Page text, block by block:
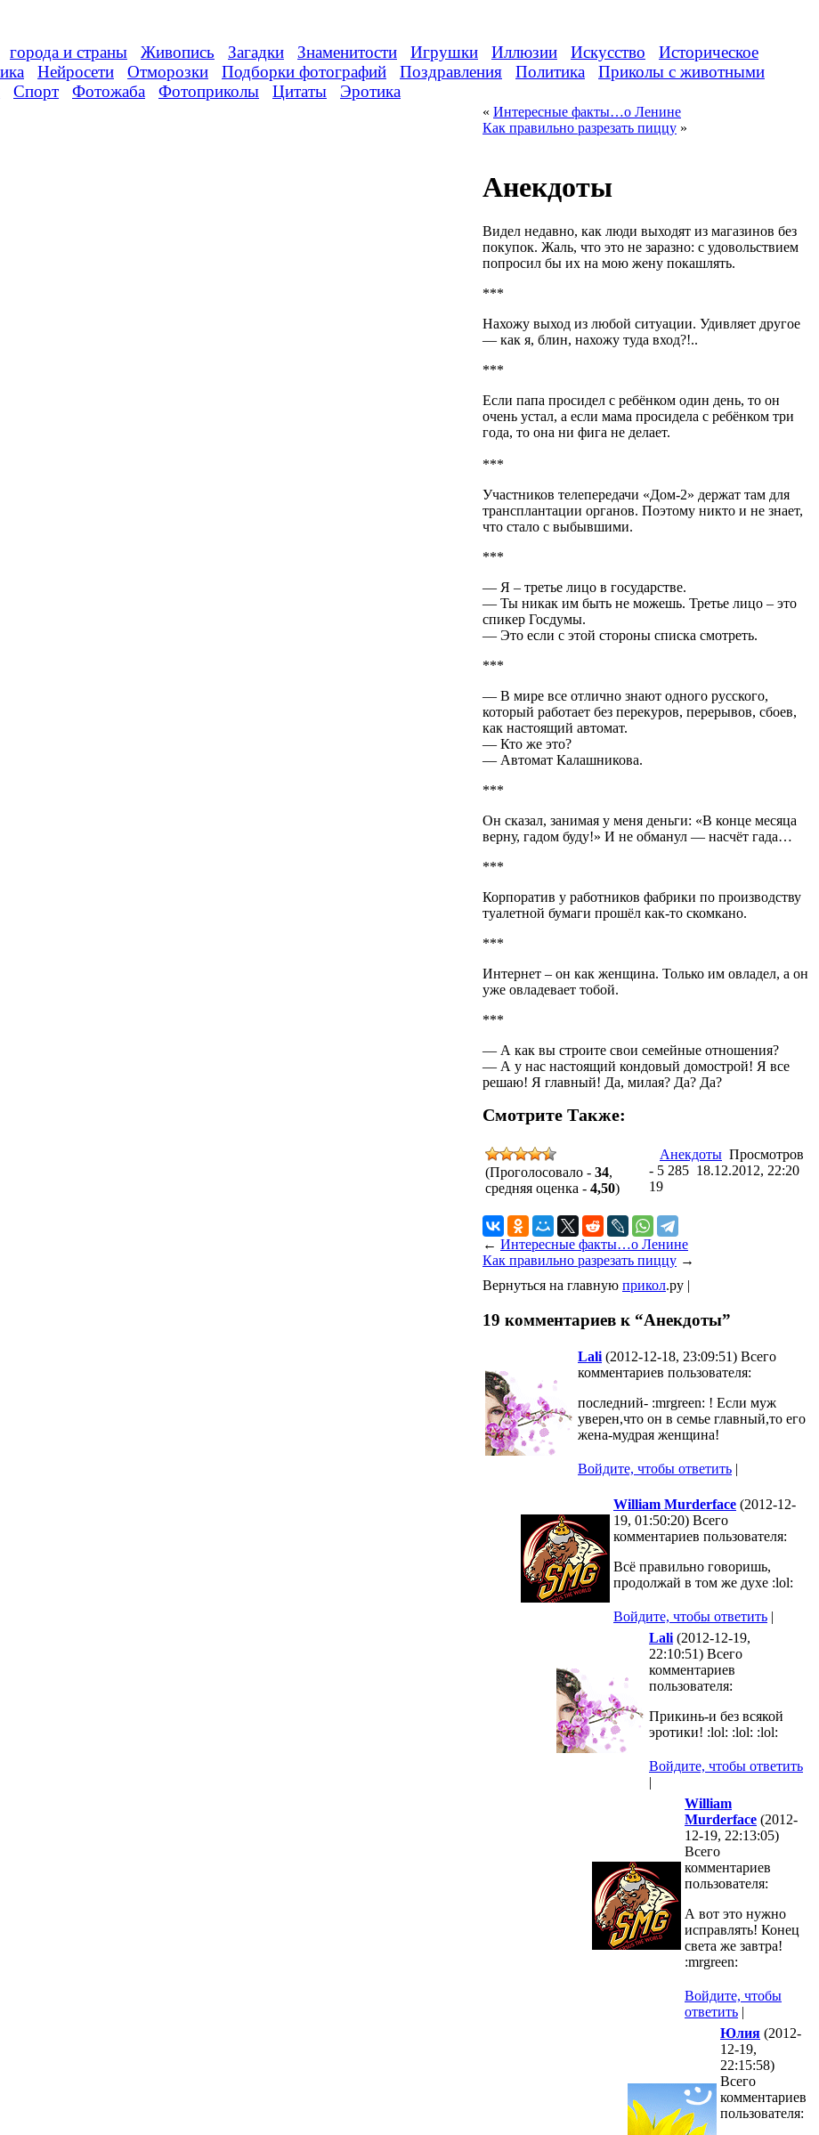
города и страны Живопись Загадки Знаменитости Игрушки Иллюзии Искусство
Историческое
Нейросети Отморозки Подборки фотографий Поздравления Политика
Приколы с животными
Спорт Фотожаба Фотоприколы Цитаты Эротика
« Интересные факты…о Ленине
Как правильно разрезать пиццу »
Анекдоты
Видел недавно, как люди выходят из магазинов без
покупок. Жаль, что это не заразно: с удовольствием
попросил бы их на мою жену покашлять.
***
Нахожу выход из любой ситуации. Удивляет другое
— как я, блин, нахожу туда вход?!..
***
Если папа просидел с ребёнком один день, то он
очень устал, а если мама просидела с ребёнком три
года, то она ни фига не делает.
***
Участников телепередачи «Дом-2» держат там для
трансплантации органов. Поэтому никто и не знает,
что стало с выбывшими.
***
— Я – третье лицо в государстве.
— Ты никак им быть не можешь. Третье лицо – это
спикер Госдумы.
— Это если с этой стороны списка смотреть.
***
— В мире все отлично знают одного русского,
который работает без перекуров, перерывов, сбоев,
как настоящий автомат.
— Кто же это?
— Автомат Калашникова.
***
Он сказал, занимая у меня деньги: «В конце месяца
верну, гадом буду!» И не обманул — насчёт гада…
***
Корпоратив у работников фабрики по производству
туалетной бумаги прошёл как-то скомкано.
***
Интернет – он как женщина. Только им овладел, а он
уже овладевает тобой.
***
— А как вы строите свои семейные отношения?
— А у нас настоящий кондовый домострой! Я все
решаю! Я главный! Да, милая? Да? Да?
Смотрите Также:
(Проголосовало - 34,
средняя оценка - 4,50)
Анекдоты Просмотров
- 5 285 18.12.2012, 22:20
19
← Интересные факты…о Ленине
Как правильно разрезать пиццу →
Вернуться на главную прикол.ру |
19 комментариев к “Анекдоты”
Lali (2012-12-18, 23:09:51) Всего
комментариев пользователя:
последний- :mrgreen: ! Если муж
уверен,что он в семье главный,то его
жена-мудрая женщина!
Войдите, чтобы ответить |
William Murderface (2012-12-
19, 01:50:20) Всего
комментариев пользователя:
Всё правильно говоришь,
продолжай в том же духе :lol:
Войдите, чтобы ответить |
Lali (2012-12-19,
22:10:51) Всего
комментариев
пользователя:
Прикинь-и без всякой
эротики! :lol: :lol: :lol:
Войдите, чтобы ответить
|
William
Murderface (2012-
12-19, 22:13:05)
Всего
комментариев
пользователя:
А вот это нужно
исправлять! Конец
света же завтра!
:mrgreen:
Войдите, чтобы
ответить |
Юлия (2012-
12-19,
22:15:58)
Всего
комментариев
пользователя: